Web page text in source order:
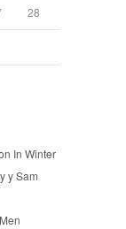
28
In Winter
y Sam